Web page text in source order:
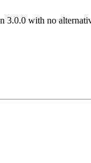
3.0.0 with no